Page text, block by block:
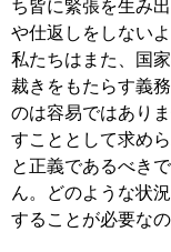
ち皆に緊張を生み
や仕返しをしない
私たちはまた、国
裁きをもたらす義
のは容易ではあり
すこととして求め
と正義であるべき
ん。どのような状
することが必要なの